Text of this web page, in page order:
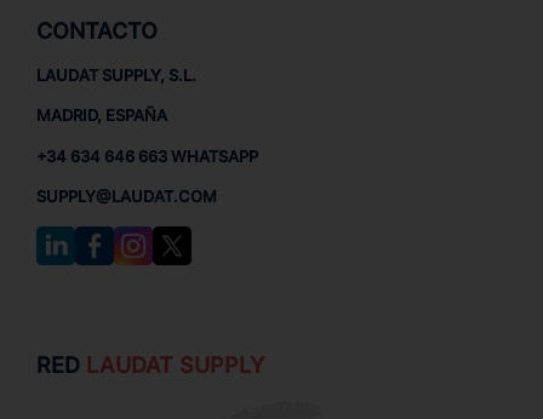
CONTACTO
LAUDAT SUPPLY, S.L.
MADRID, ESPAÑA
+34 634 646 663 WHATSAPP
SUPPLY@LAUDAT.COM
RED LAUDAT SUPPLY